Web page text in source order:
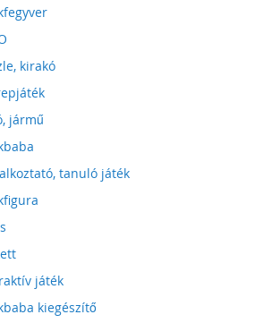
kirakó
jármű
tanuló játék
játék
kiegészítő